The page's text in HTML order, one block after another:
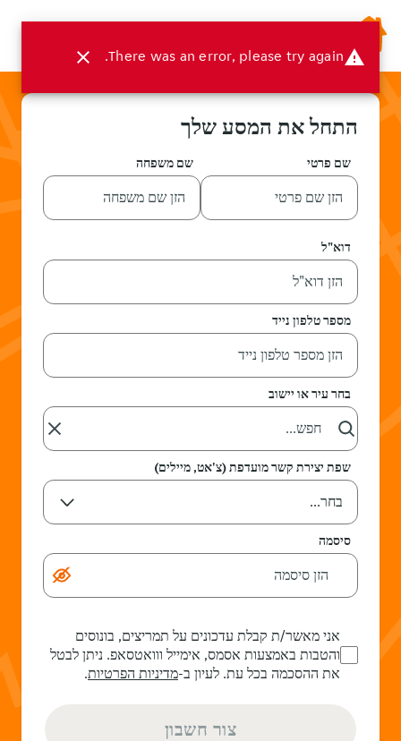
warning
There was an error, please try again.
close
התחל את המסע שלך
שם פרטי שם משפחה
דוא"ל
מספר טלפון נייד
בחר עיר או יישוב
שפת יצירת קשר מועדפת (צ'אט, מיילים)
בחר...
סיסמה
אני מאשר/ת קבלת עדכונים על תמריצים, בונוסים
והטבות באמצעות אסמס, אימייל ווואטסאפ. ניתן לבטל
את ההסכמה בכל עת. לעיון ב-מדיניות הפרטיות.
צור חשבון